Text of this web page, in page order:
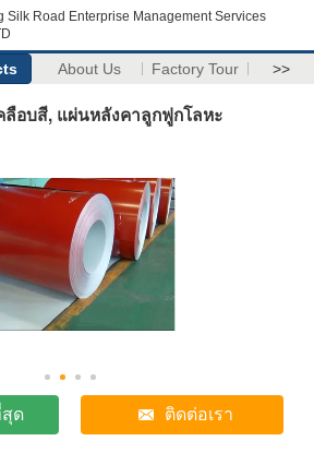
Silk Road Enterprise Management Services
About Us Factory Tour >>
อบสี, แผ่นหลังคาลูกฟูกโลหะ
ด ติดต่อเรา